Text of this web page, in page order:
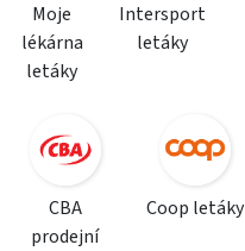
Moje
lékárna
letáky
Intersport
letáky
CBA
prodejní
Coop letáky